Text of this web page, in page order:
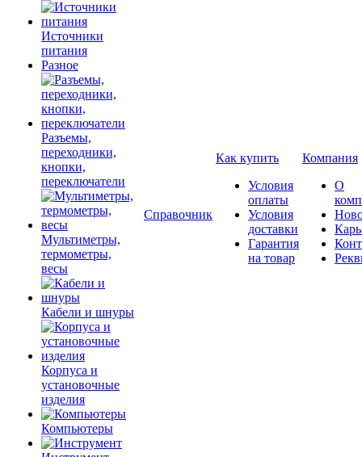
Источники
питания
Разное
Разъемы,
переходники,
кнопки,
переключатели
Мультиметры,
термометры,
весы
Кабели и шнуры
Корпуса и
установочные
изделия
Компьютеры
Справочник
Как купить
Условия
оплаты
Условия
доставки
Гарантия
на товар
Компания
О